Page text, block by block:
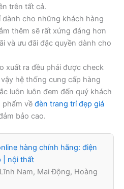
trên tất cả.
dành cho những khách hàng
thêm sẽ rất xứng đáng hơn
và ưu đãi đặc quyền dành cho
xuất ra đều phải được check
hệ thống cung cấp hàng
luôn luôn đem đến quý khách
phẩm về đèn trang trí đẹp giá
bảo cao.
hàng chính hãng: điện
| nội thất
Nam, Mai Động, Hoàng